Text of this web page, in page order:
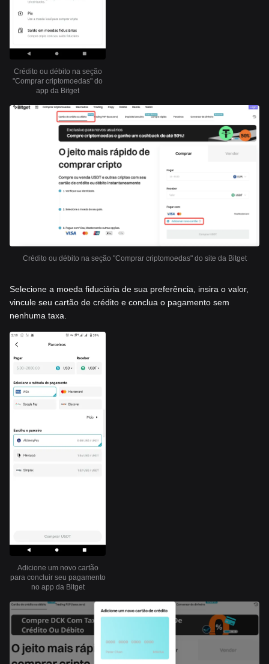
Crédito ou débito na seção
"Comprar criptomoedas" do
app da Bitget
Crédito ou débito na seção "Comprar criptomoedas" do site da Bitget
Selecione a moeda fiduciária de sua preferência, insira o valor,
vincule seu cartão de crédito e conclua o pagamento sem
nenhuma taxa.
Adicione um novo cartão
para concluir seu pagamento
no app da Bitget